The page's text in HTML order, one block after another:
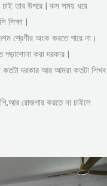
চাই তার উপরে | কম সময় ধরে
শিক্ষা |
শ্রেণীর অংক করতে পারে না।
পড়াশোনা করা দরকার |
কতটা দরকার আর আমরা কতটা শিখব
রোজগার করতে না চাইলে